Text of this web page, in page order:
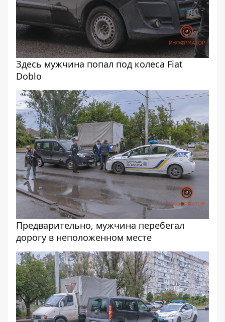
Здесь мужчина попал под колеса Fiat
Doblo
Предварительно, мужчина перебегал
дорогу в неположенном месте